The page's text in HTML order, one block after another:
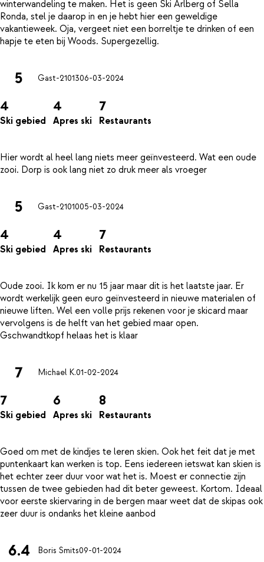
winterwandeling te maken. Het is geen Ski Arlberg of Sella
Ronda, stel je daarop in en je hebt hier een geweldige
vakantieweek. Oja, vergeet niet een borreltje te drinken of een
5 Gast-2101306-03-2024
4
Ski gebied
4
Apres ski
7
Restaurants
Hier wordt al heel lang niets meer geïnvesteerd. Wat een oude
5 Gast-2101005-03-2024
4
Ski gebied
4
Apres ski
7
Restaurants
Oude zooi. Ik kom er nu 15 jaar maar dit is het laatste jaar. Er
wordt werkelijk geen euro geïnvesteerd in nieuwe materialen of
nieuwe liften. Wel een volle prijs rekenen voor je skicard maar
vervolgens is de helft van het gebied maar open.
7 Michael K.01-02-2024
7
Ski gebied
6
Apres ski
8
Restaurants
Goed om met de kindjes te leren skien. Ook het feit dat je met
puntenkaart kan werken is top. Eens iedereen ietswat kan skien is
het echter zeer duur voor wat het is. Moest er connectie zijn
tussen de twee gebieden had dit beter geweest. Kortom. Ideaal
voor eerste skiervaring in de bergen maar weet dat de skipas ook
6.4 Boris Smits09-01-2024